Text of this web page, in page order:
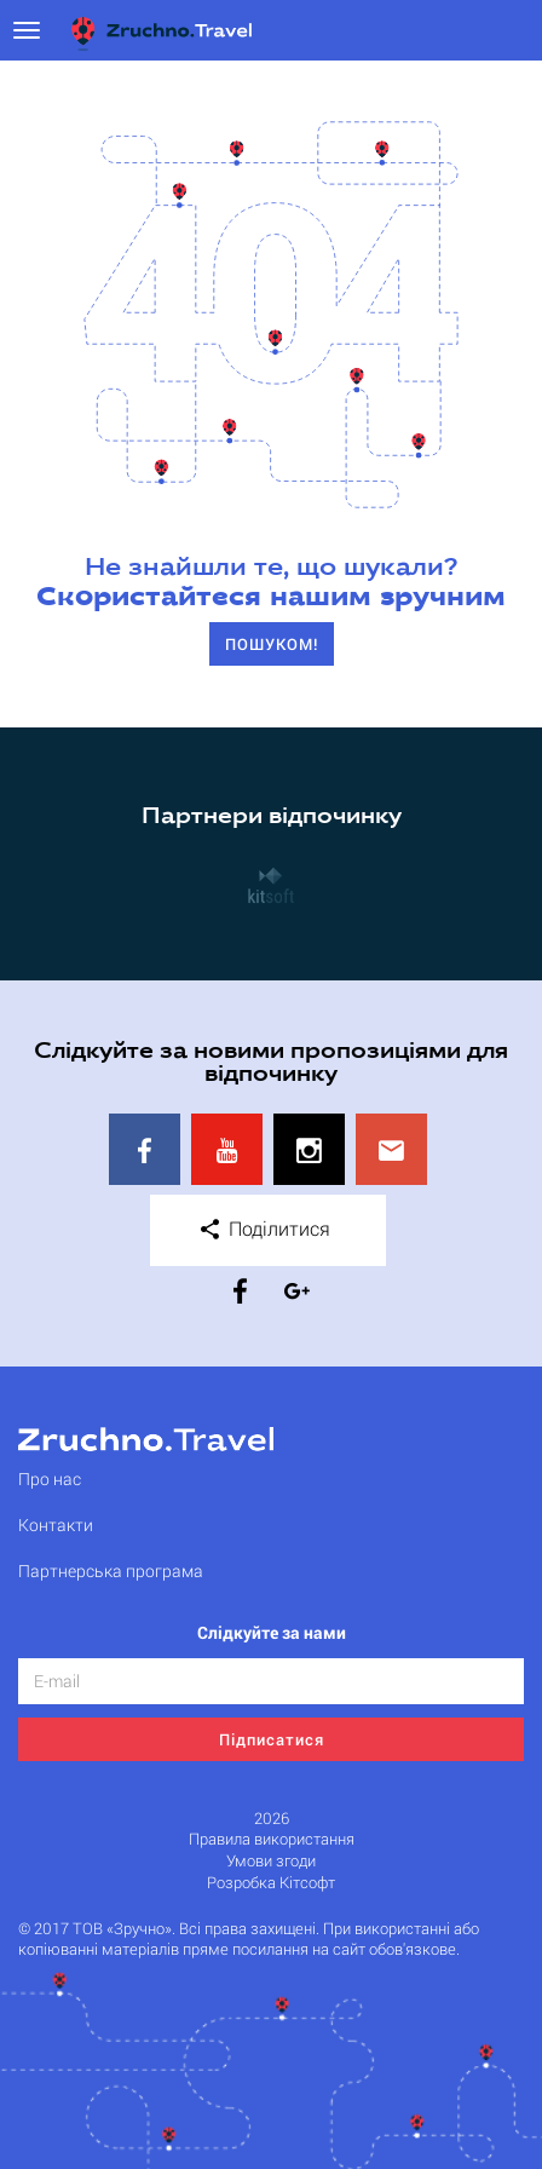
Не знайшли те, що шукали?
Скористайтеся нашим зручним
ПОШУКОМ!
Партнери відпочинку
Слідкуйте за новими пропозиціями для
відпочинку
Поділитися
Про нас
Контакти
Партнерська програма
Слідкуйте за нами
Підписатися
2026
Правила використання
Умови згоди
Розробка Кітсофт
© 2017 ТОВ «Зручно». Всі права захищені. При використанні або
копіюванні матеріалів пряме посилання на сайт обов'язкове.